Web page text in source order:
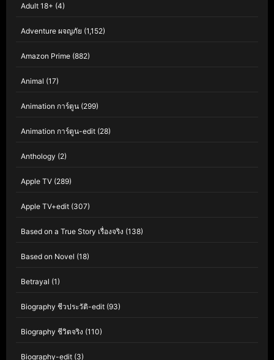
Adult 18+ (4)
Adventure ผจญภัย (1,152)
Amazon Prime (882)
Animal (17)
Animation การ์ตูน (299)
Animation การ์ตูน-edit (28)
Anthology (2)
Apple TV (289)
Apple TV+edit (307)
Based on a True Story เรื่องจริง (138)
Based on Novel (18)
Betrayal (1)
Biography ชีวประวัติ-edit (93)
Biography ชีวิตจริง (110)
Biography-edit (3)